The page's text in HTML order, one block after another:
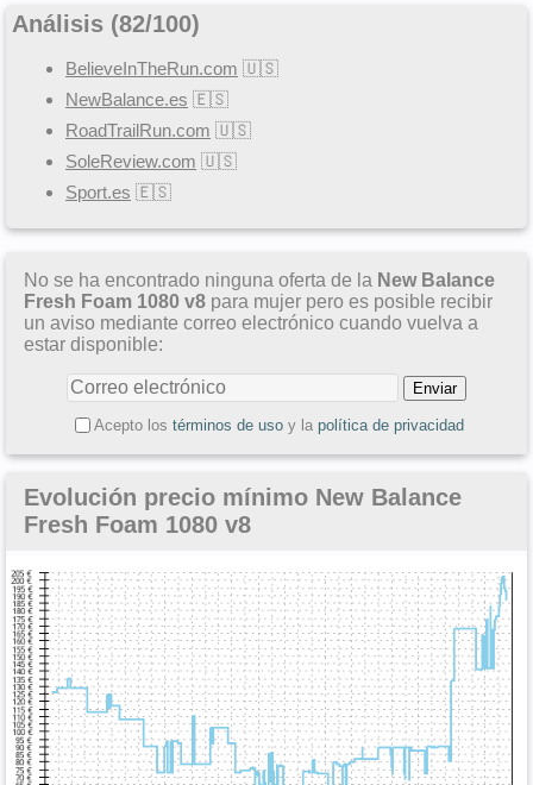
Análisis (82/100)
BelieveInTheRun.com 🇺🇸
NewBalance.es 🇪🇸
RoadTrailRun.com 🇺🇸
SoleReview.com 🇺🇸
Sport.es 🇪🇸
No se ha encontrado ninguna oferta de la New Balance
Fresh Foam 1080 v8 para mujer pero es posible recibir
un aviso mediante correo electrónico cuando vuelva a
estar disponible:
Acepto los términos de usoy la política de privacidad
Evolución precio mínimo New Balance
Fresh Foam 1080 v8